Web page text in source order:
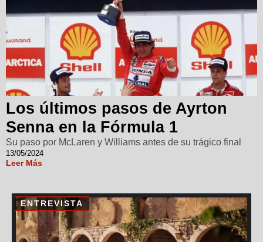
Los últimos pasos de Ayrton
Senna en la Fórmula 1
Su paso por McLaren y Williams antes de su trágico final
13/05/2024
Leer Más
ENTREVISTA